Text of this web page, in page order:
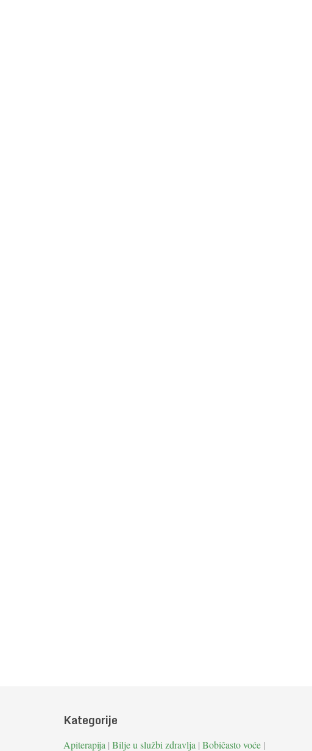
Kategorije
Apiterapija | Bilje u službi zdravlja | Bobičasto voće |